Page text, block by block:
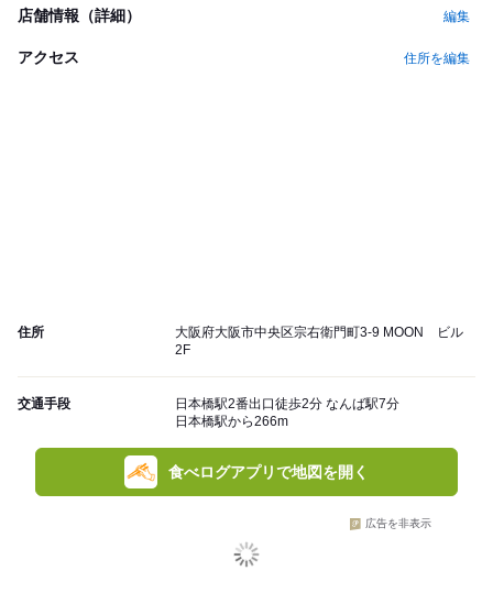
店舗情報（詳細） 編集
アクセス 住所を編集
住所
大阪府大阪市中央区宗右衛門町3-9 MOON ビル
2F
交通手段
日本橋駅2番出口徒歩2分 なんば駅7分
日本橋駅から266m
食べログアプリで地図を開く
広告を非表示